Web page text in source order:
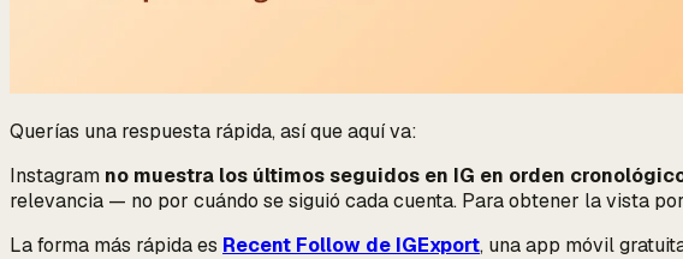
Querías una respuesta rápida, así que aquí va:
Instagram no muestra los últimos seguidos en IG en orden
relevancia — no por cuándo se siguió cada cuenta. Para obtener la vista
La forma más rápida es Recent Follow de IGExport, una app móvil